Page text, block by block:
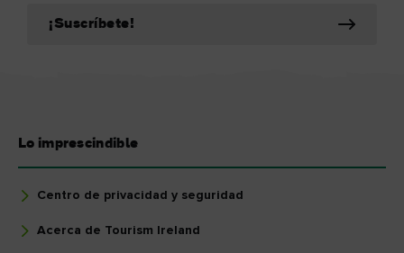
¡Suscríbete!
Lo imprescindible
Centro de privacidad y seguridad
Acerca de Tourism Ireland